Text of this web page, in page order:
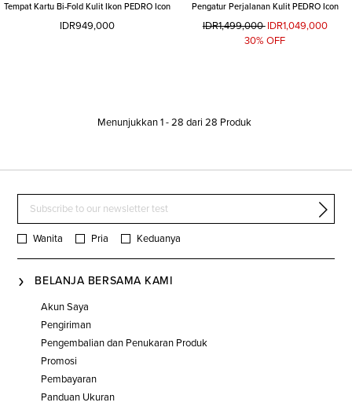
Tempat Kartu Bi-Fold Kulit Ikon PEDRO Icon
IDR949,000
Pengatur Perjalanan Kulit PEDRO Icon
IDR1,499,000 IDR1,049,000
30% OFF
Menunjukkan1-28 dari 28 Produk
Wanita Pria Keduanya
BELANJA BERSAMA KAMI
Akun Saya
Pengiriman
Pengembalian dan Penukaran Produk
Promosi
Pembayaran
Panduan Ukuran